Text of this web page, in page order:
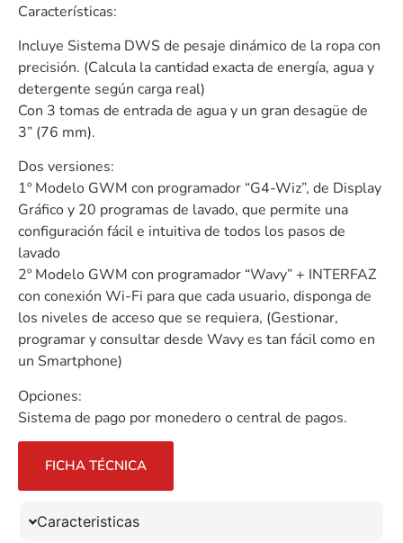
Características:
Incluye Sistema DWS de pesaje dinámico de la ropa con
precisión. (Calcula la cantidad exacta de energía, agua y
detergente según carga real)
Con 3 tomas de entrada de agua y un gran desagüe de
3” (76 mm).
Dos versiones:
1º Modelo GWM con programador “G4-Wiz”, de Display
Gráfico y 20 programas de lavado, que permite una
configuración fácil e intuitiva de todos los pasos de
lavado
2º Modelo GWM con programador “Wavy” + INTERFAZ
con conexión Wi-Fi para que cada usuario, disponga de
los niveles de acceso que se requiera, (Gestionar,
programar y consultar desde Wavy es tan fácil como en
un Smartphone)
Opciones:
Sistema de pago por monedero o central de pagos.
FICHA TÉCNICA
Caracteristicas